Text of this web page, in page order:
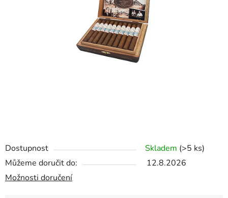
Dostupnost Skladem (>5 ks)
Můžeme doručit do:
12.8.2026
Možnosti doručení